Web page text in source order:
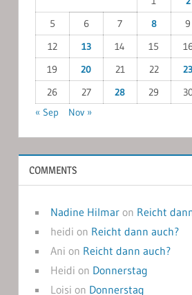
5
6 7 8 9
12
13 14 15
19
20 21 22 23
26
27 28 29
« Sep
Nov »
COMMENTS
Nadine Hilmaron Reicht
heidi on Reicht dann auch?
Ani on Reicht dann auch?
Heidi on Donnerstag
Loisi on Donnerstag